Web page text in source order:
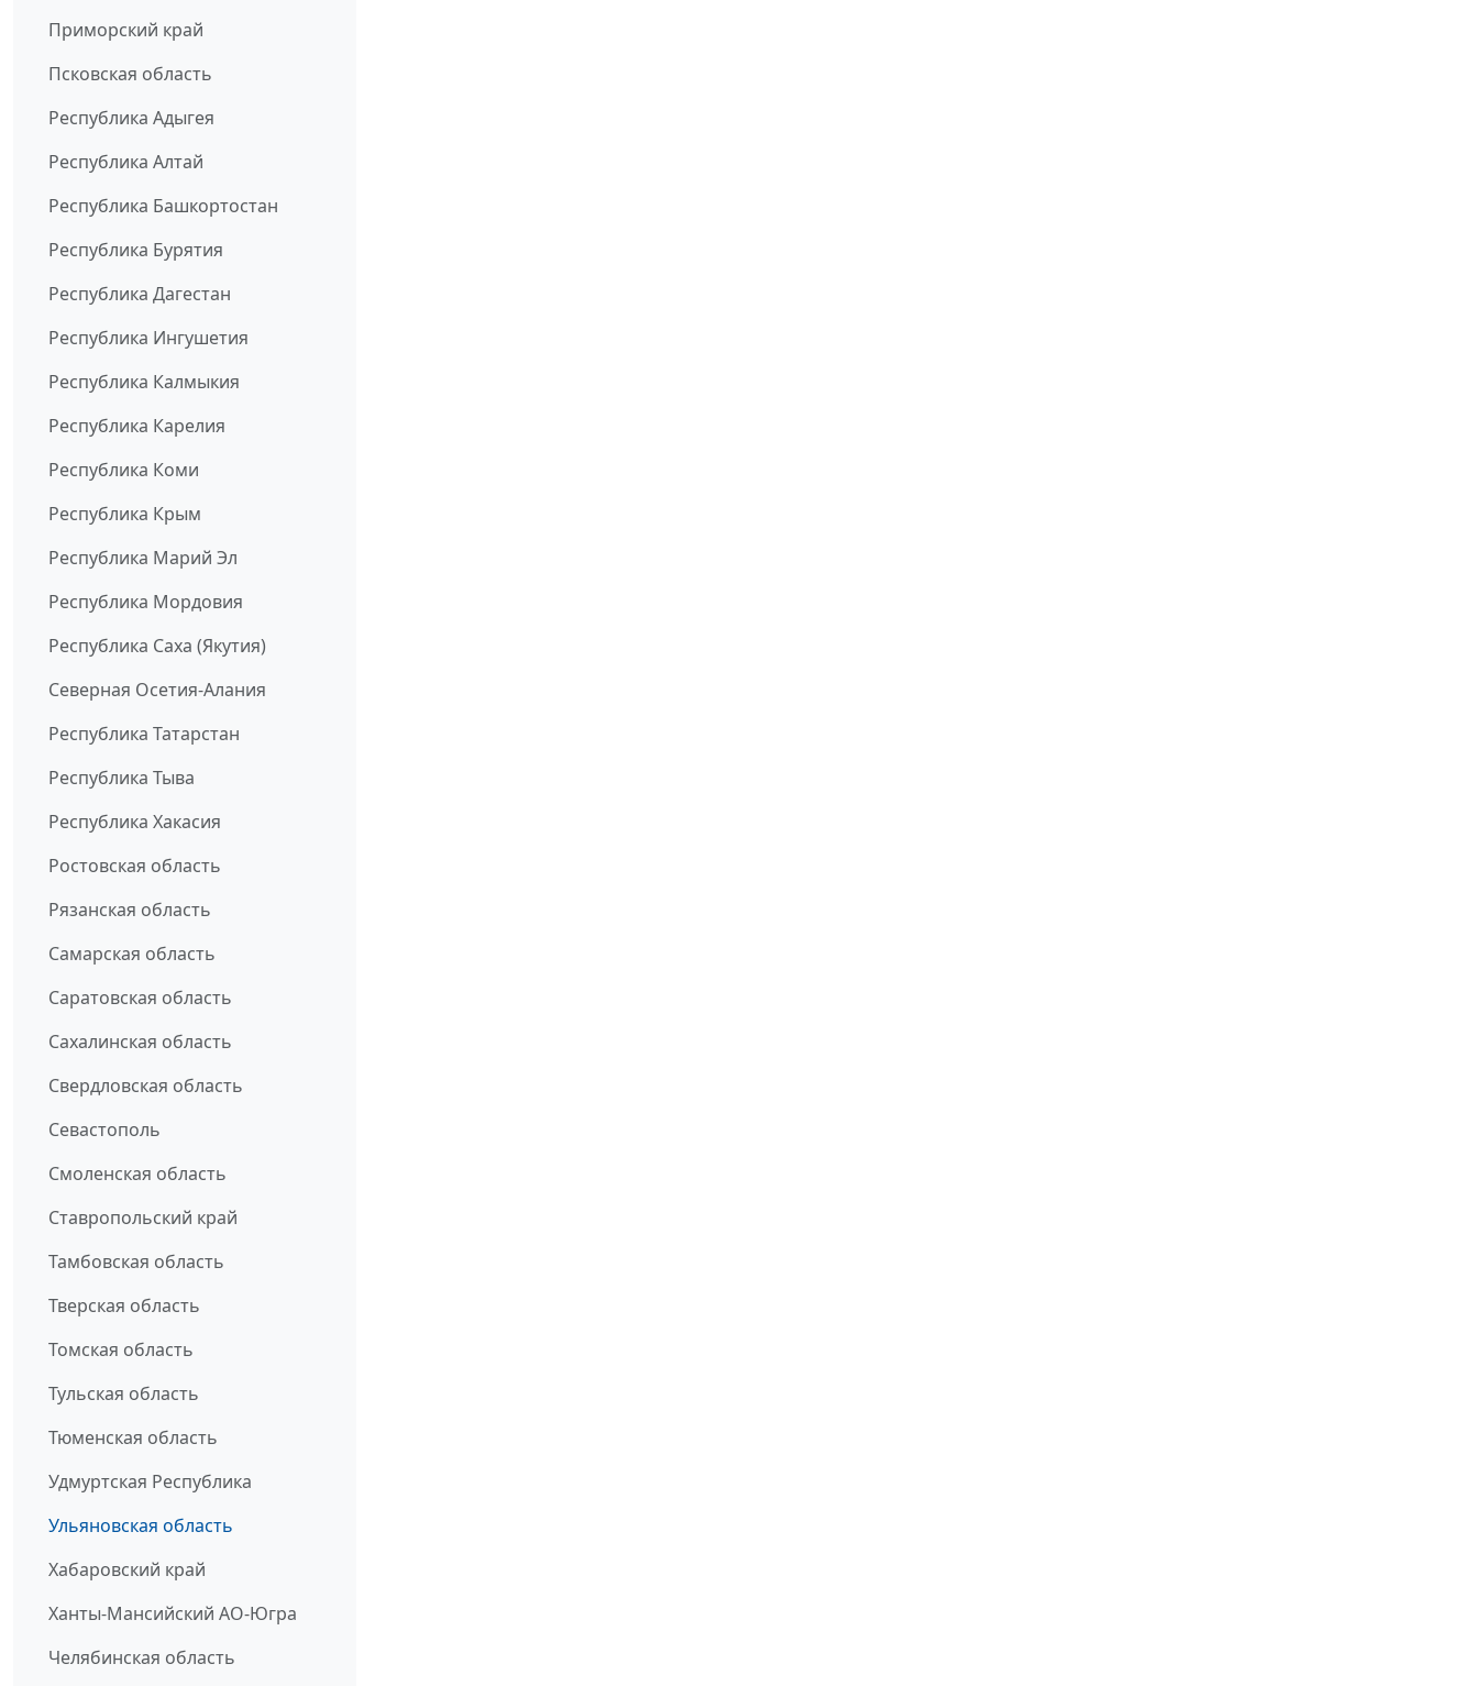
Приморский край
Псковская область
Республика Адыгея
Республика Алтай
Республика Башкортостан
Республика Бурятия
Республика Дагестан
Республика Ингушетия
Республика Калмыкия
Республика Карелия
Республика Коми
Республика Крым
Республика Марий Эл
Республика Мордовия
Республика Саха (Якутия)
Северная Осетия-Алания
Республика Татарстан
Республика Тыва
Республика Хакасия
Ростовская область
Рязанская область
Самарская область
Саратовская область
Сахалинская область
Свердловская область
Севастополь
Смоленская область
Ставропольский край
Тамбовская область
Тверская область
Томская область
Тульская область
Тюменская область
Удмуртская Республика
Ульяновская область
Хабаровский край
Ханты-Мансийский АО-Югра
Челябинская область